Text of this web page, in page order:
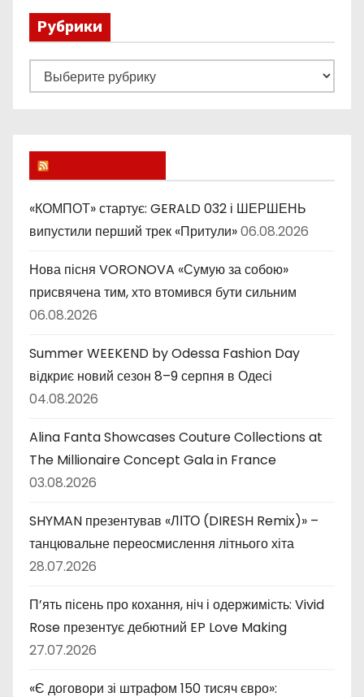
Рубрики
у
к
и
«КОМПОТ» стартує: GERALD 032 і ШЕРШЕНЬ
випустили перший трек «Притули»06.08.2026
Нова пісня VORONOVA «Сумую за собою»
присвячена тим, хто втомився бути сильним
06.08.2026
Summer WEEKEND by Odessa Fashion Day
відкриє новий сезон 8–9 серпня в Одесі
04.08.2026
Alina Fanta Showcases Couture Collections at
The Millionaire Concept Gala in France
03.08.2026
SHYMAN презентував «ЛІТО (DIRESH Remix)» –
танцювальне переосмислення літнього хіта
28.07.2026
П’ять пісень про кохання, ніч і одержимість: Vivid
Rose презентує дебютний EP Love Making
27.07.2026
«Є договори зі штрафом 150 тисяч євро»: